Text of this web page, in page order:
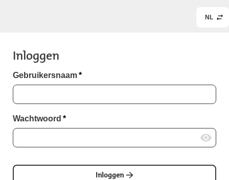
NL
Inloggen
Gebruikersnaam*
Wachtwoord *
Inloggen